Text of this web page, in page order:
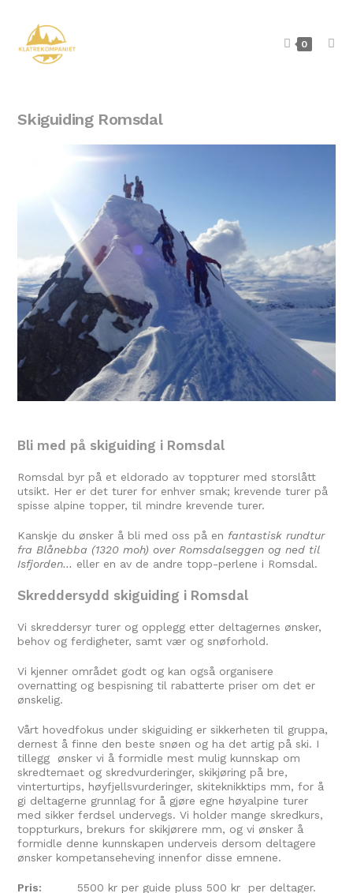
0
Skiguiding Romsdal
Bli med på skiguiding i Romsdal
Romsdal byr på et eldorado av toppturer med storslått
utsikt. Her er det turer for enhver smak; krevende turer på
spisse alpine topper, til mindre krevende turer.
Kanskje du ønsker å bli med oss på en fantastisk rundtur
fra Blånebba (1320 moh) over Romsdalseggen og ned til
Isfjorden… eller en av de andre topp-perlene i Romsdal.
Skreddersydd skiguiding i Romsdal
Vi skreddersyr turer og opplegg etter deltagernes ønsker,
behov og ferdigheter, samt vær og snøforhold.
Vi kjenner området godt og kan også organisere
overnatting og bespisning til rabatterte priser om det er
ønskelig.
Vårt hovedfokus under skiguiding er sikkerheten til gruppa,
dernest å finne den beste snøen og ha det artig på ski. I
tillegg ønsker vi å formidle mest mulig kunnskap om
skredtemaet og skredvurderinger, skikjøring på bre,
vinterturtips, høyfjellsvurderinger, skiteknikktips mm, for å
gi deltagerne grunnlag for å gjøre egne høyalpine turer
med sikker ferdsel undervegs. Vi holder mange skredkurs,
toppturkurs, brekurs for skikjørere mm, og vi ønsker å
formidle denne kunnskapen underveis dersom deltagere
ønsker kompetanseheving innenfor disse emnene.
Pris: 5500 kr per guide pluss 500 kr per deltager.